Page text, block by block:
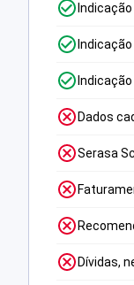
Dados
Serasa
Dívidas,